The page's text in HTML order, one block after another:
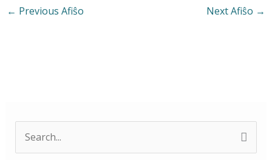
← Previous Afiŝo Next Afiŝo →